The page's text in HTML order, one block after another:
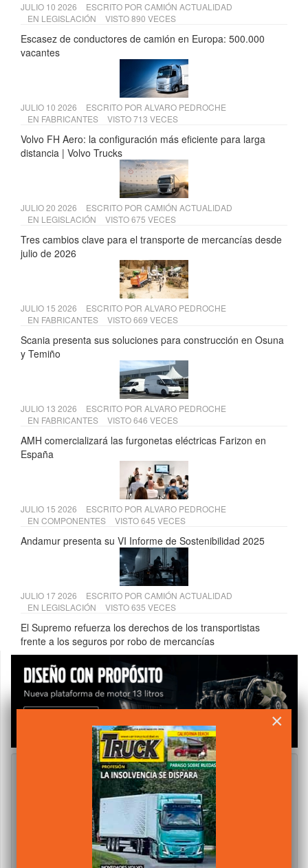
JULIO 10 2026 ESCRITO POR CAMIÓN ACTUALIDAD
EN LEGISLACIÓN VISTO 890 VECES
Escasez de conductores de camión en Europa: 500.000
vacantes
JULIO 10 2026 ESCRITO POR ALVARO PEDROCHE
EN FABRICANTES VISTO 713 VECES
Volvo FH Aero: la configuración más eficiente para larga
distancia | Volvo Trucks
JULIO 20 2026 ESCRITO POR CAMIÓN ACTUALIDAD
EN LEGISLACIÓN VISTO 675 VECES
Tres cambios clave para el transporte de mercancías desde
julio de 2026
JULIO 15 2026 ESCRITO POR ALVARO PEDROCHE
EN FABRICANTES VISTO 669 VECES
Scania presenta sus soluciones para construcción en Osuna
y Temiño
JULIO 13 2026 ESCRITO POR ALVARO PEDROCHE
EN FABRICANTES VISTO 646 VECES
AMH comercializará las furgonetas eléctricas Farizon en
España
JULIO 15 2026 ESCRITO POR ALVARO PEDROCHE
EN COMPONENTES VISTO 645 VECES
Andamur presenta su VI Informe de Sostenibilidad 2025
JULIO 17 2026 ESCRITO POR CAMIÓN ACTUALIDAD
EN LEGISLACIÓN VISTO 635 VECES
El Supremo refuerza los derechos de los transportistas
frente a los seguros por robo de mercancías
×